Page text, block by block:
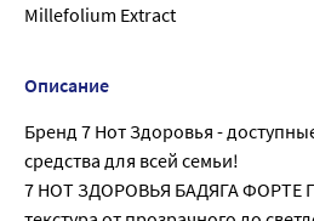
Millefolium Extract
Описание
Бренд 7 Нот Здоровья -
средства для всей семьи!
7 НОТ ЗДОРОВЬЯ БАДЯГА ФОРТЕ